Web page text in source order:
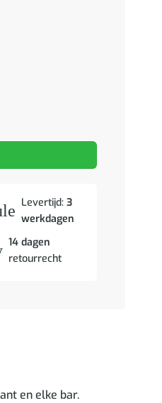
Levertijd:3
werkdagen
14 dagen
retourrecht
en elke bar.